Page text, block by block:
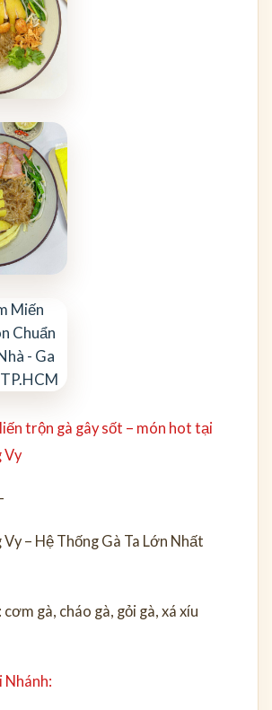
trộn gà gây sốt – món hot tại
Vy
– Hệ Thống Gà Ta Lớn Nhất
cơm gà, cháo gà, gỏi gà, xá xíu
Nhánh: